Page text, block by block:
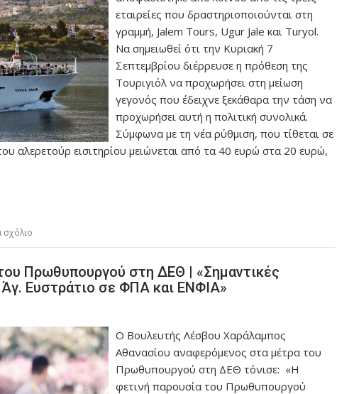
εταιρείες που δραστηριοποιούνται στη
γραμμή, Jalem Tours, Ugur Jale και Turyol.
Να σημειωθεί ότι την Κυριακή 7
Σεπτεμβρίου διέρρευσε η πρόθεση της
Τουριγιόλ να προχωρήσει στη μείωση
γεγονός που έδειχνε ξεκάθαρα την τάση να
προχωρήσει αυτή η πολιτική συνολικά.
Σύμφωνα με τη νέα ρύθμιση, που τίθεται σε
αλερετούρ εισιτηρίου μειώνεται από τα 40 ευρώ στα 20 ευρώ,
σχόλιο
Πρωθυπουργού στη ΔΕΘ | «Σημαντικές
Ευστράτιο σε ΦΠΑ και ΕΝΦΙΑ»
Ο Βουλευτής Λέσβου Χαράλαμπος
Αθανασίου αναφερόμενος στα μέτρα του
Πρωθυπουργού στη ΔΕΘ τόνισε: «Η
φετινή παρουσία του Πρωθυπουργού